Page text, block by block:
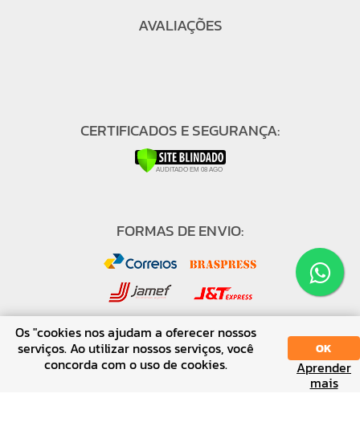
AVALIAÇÕES
CERTIFICADOS E SEGURANÇA:
FORMAS DE ENVIO:
FORMAS DE PAGAMENTO:
SORT DISPLAY
Os "cookies nos ajudam a oferecer nossos
serviços. Ao utilizar nossos serviços, você
concorda com o uso de cookies.
OK
Aprender
mais